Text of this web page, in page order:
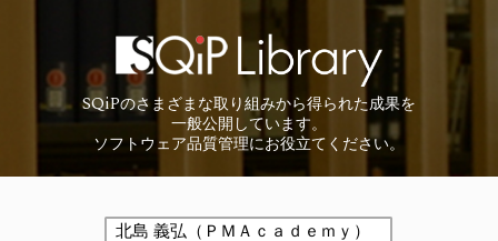
SQiPのさまざまな取り組みから得られた成果を
一般公開しています。
ソフトウェア品質管理にお役立てください。